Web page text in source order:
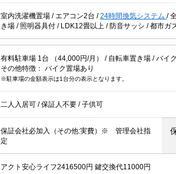
室内洗濯機置場 / エアコン2台 /24時間換気システム /
き場 / 照明器具付 / LDK12畳以上 / 防音サッシ /都市ガ
有料駐車場 1台 （44,000円/月） / 自転車置き場 /バイ
その他特徴： バイク置場あり
※駐車場の金額表示は1台分の表示となります。
二人入居可 /保証人不要 /子供可
保証会社必加入（その他:実費）※ 管理会社指
定
アクト安心ライフ2416500円 鍵交換代11000円